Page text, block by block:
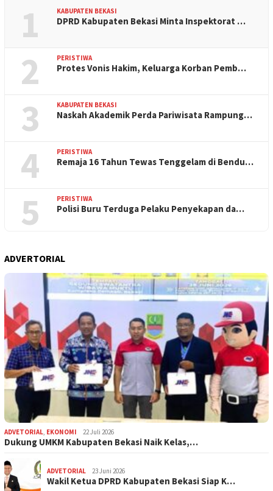
1 KABUPATEN BEKASI
DPRD Kabupaten Bekasi Minta Inspektorat …
2 PERISTIWA
Protes Vonis Hakim, Keluarga Korban Pemb…
3 KABUPATEN BEKASI
Naskah Akademik Perda Pariwisata Rampung…
4 PERISTIWA
Remaja 16 Tahun Tewas Tenggelam di Bendu…
5 PERISTIWA
Polisi Buru Terduga Pelaku Penyekapan da…
ADVERTORIAL
ADVETORIAL EKONOMI 22 Juli 2026
Dukung UMKM Kabupaten Bekasi Naik Kelas,…
ADVETORIAL 23 Juni 2026
Wakil Ketua DPRD Kabupaten Bekasi Siap K…